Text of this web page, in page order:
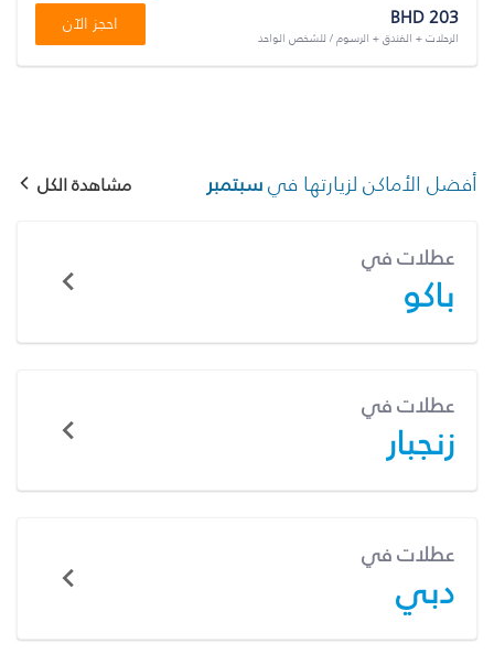
BHD 203
الرحلات + الفندق + الرسوم / للشخص الواحد
احجز الآن
أفضل الأماكن لزيارتها فيسبتمبر مشاهدة الكل
عطلات في
باكو
عطلات في
زنجبار
عطلات في
دبي